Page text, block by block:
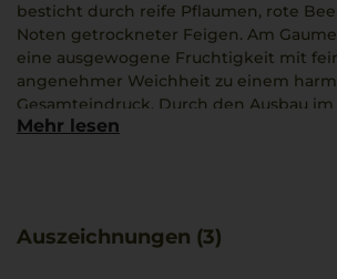
besticht durch reife Pflaumen, rote
Noten getrockneter Feigen. Am
eine ausgewogene Fruchtigkeit mit
angenehmer Weichheit zu einem
Gesamteindruck. Durch den Ausbau
gewinnt der Wein zusätzliche Würze
Mehr lesen
Auszeichnungen (3)